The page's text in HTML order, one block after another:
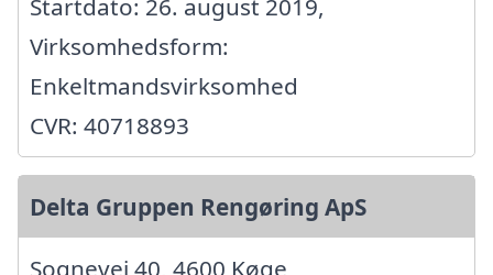
Startdato: 26. august 2019,
Virksomhedsform:
Enkeltmandsvirksomhed
CVR: 40718893
Delta Gruppen Rengøring ApS
Sognevej 40, 4600 Køge